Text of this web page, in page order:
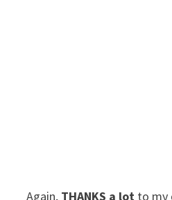
Again, THANKS a lot to my